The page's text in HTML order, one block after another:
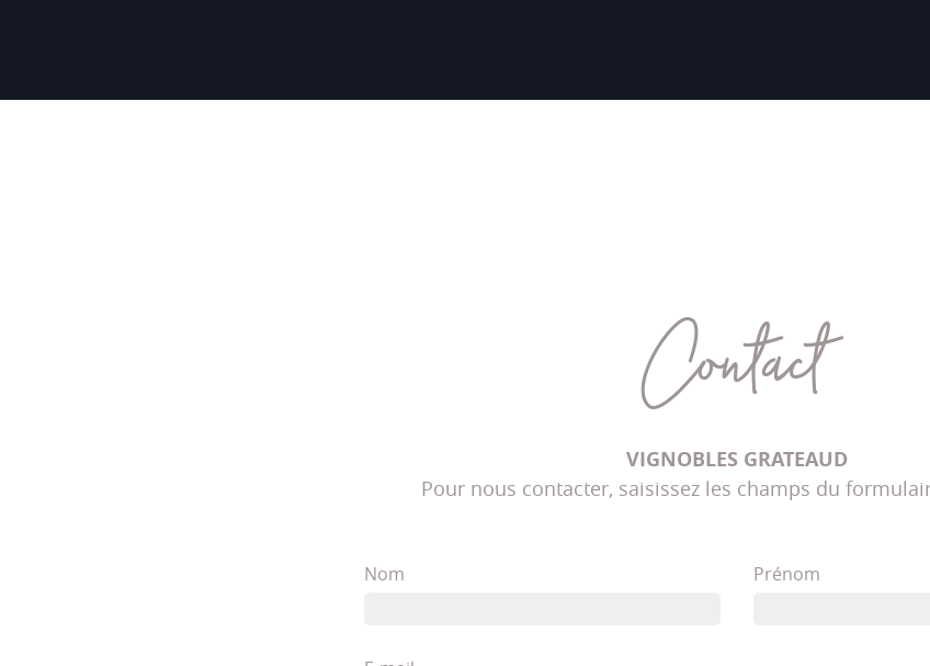
Contact
VIGNOBLES GRATEAUD
Pour nous contacter, saisissez les champs du
Nom Prénom